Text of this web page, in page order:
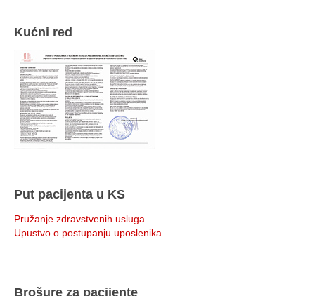
Kućni red
Put pacijenta u KS
Pružanje zdravstvenih usluga
Upustvo o postupanju uposlenika
Brošure za pacijente